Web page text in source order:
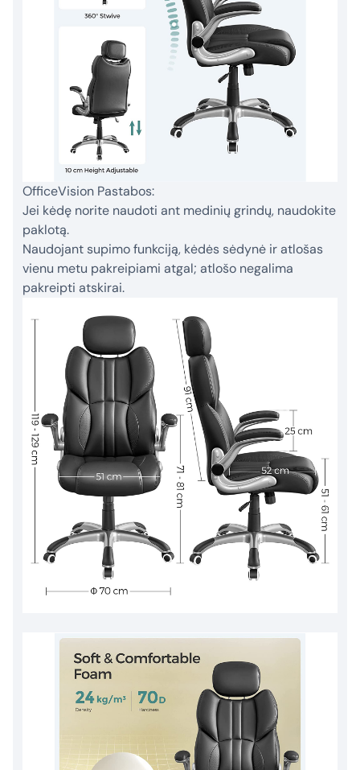
OfficeVision Pastabos:
Jei kėdę norite naudoti ant medinių grindų, naudokite
paklotą.
Naudojant supimo funkciją, kėdės sėdynė ir atlošas
vienu metu pakreipiami atgal; atlošo negalima
pakreipti atskirai.